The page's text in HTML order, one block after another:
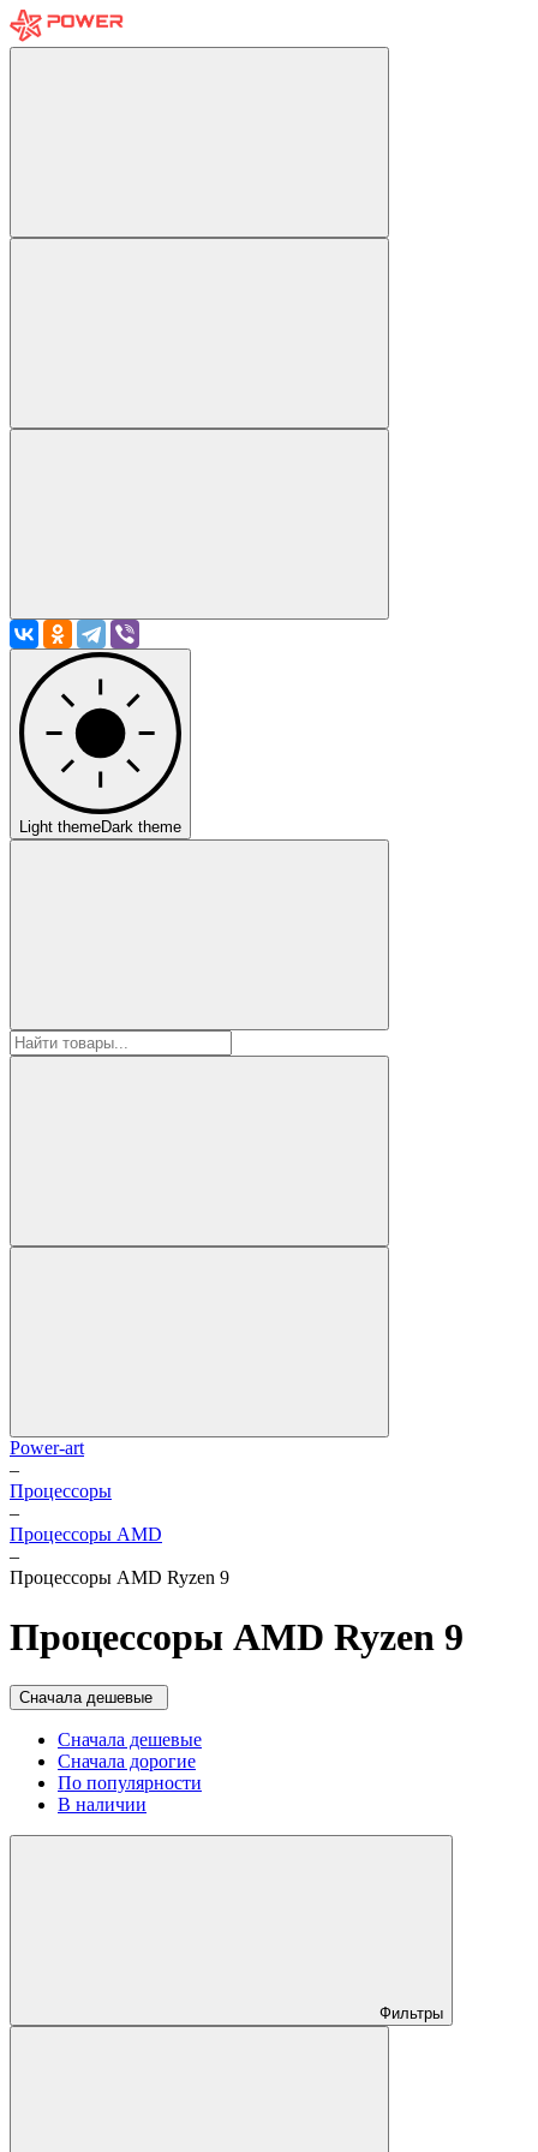
Light themeDark theme
Power-art
–
Процессоры
–
Процессоры AMD
–
Процессоры AMD Ryzen 9
Процессоры AMD Ryzen 9
Сначала дешевые
Сначала дешевые
Сначала дорогие
По популярности
В наличии
Фильтры